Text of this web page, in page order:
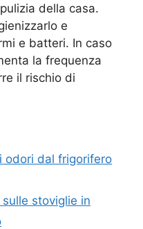
della casa.
e
e batteri. In caso
la frequenza
il rischio di
odori dal frigorifero
stoviglie in